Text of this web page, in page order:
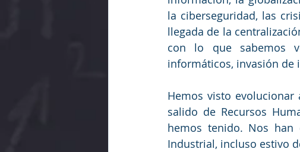
la ciberseguridad, las
llegada de la
con lo que sabemos
informáticos, invasión de
Hemos visto evolucionar
salido de Recursos
hemos tenido. Nos han
Industrial, incluso estivo